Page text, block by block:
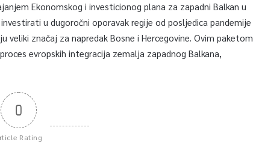
Ekonomskog i investicionog plana za zapadni Balkan u
u dugoročni oporavak regije od posljedica pandemije
značaj za napredak Bosne i Hercegovine. Ovim paketom
evropskih integracija zemalja zapadnog Balkana,
0
Rating